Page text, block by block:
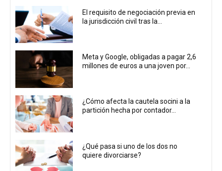
El requisito de negociación previa en
la jurisdicción civil tras la...
Meta y Google, obligadas a pagar 2,6
millones de euros a una joven por...
¿Cómo afecta la cautela socini a la
partición hecha por contador...
¿Qué pasa si uno de los dos no
quiere divorciarse?